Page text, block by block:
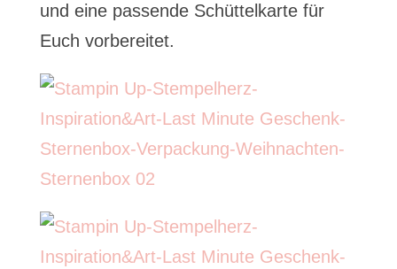
und eine passende Schüttelkarte für
Euch vorbereitet.